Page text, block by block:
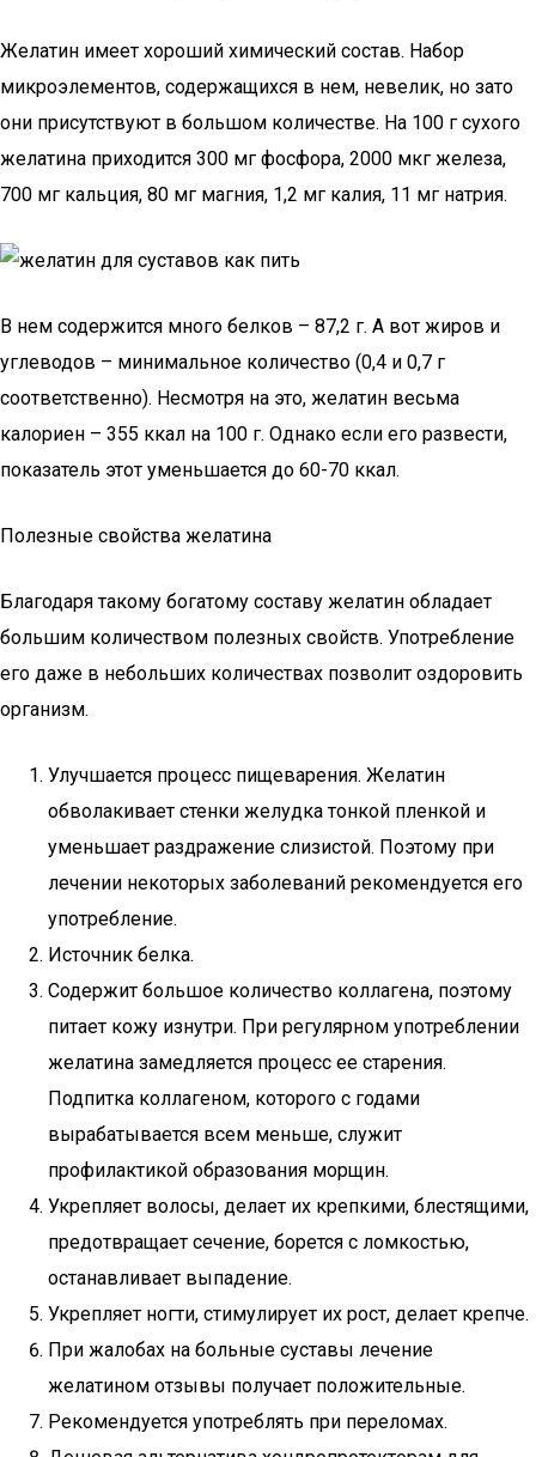
Желатин имеет хороший химический состав. Набор
микроэлементов, содержащихся в нем, невелик, но зато
они присутствуют в большом количестве. На 100 г сухого
желатина приходится 300 мг фосфора, 2000 мкг железа,
700 мг кальция, 80 мг магния, 1,2 мг калия, 11 мг натрия.
В нем содержится много белков – 87,2 г. А вот жиров и
углеводов – минимальное количество (0,4 и 0,7 г
соответственно). Несмотря на это, желатин весьма
калориен – 355 ккал на 100 г. Однако если его развести,
показатель этот уменьшается до 60-70 ккал.
Полезные свойства желатина
Благодаря такому богатому составу желатин обладает
большим количеством полезных свойств. Употребление
его даже в небольших количествах позволит оздоровить
организм.
Улучшается процесс пищеварения. Желатин
обволакивает стенки желудка тонкой пленкой и
уменьшает раздражение слизистой. Поэтому при
лечении некоторых заболеваний рекомендуется его
употребление.
Источник белка.
Содержит большое количество коллагена, поэтому
питает кожу изнутри. При регулярном употреблении
желатина замедляется процесс ее старения.
Подпитка коллагеном, которого с годами
вырабатывается всем меньше, служит
профилактикой образования морщин.
Укрепляет волосы, делает их крепкими, блестящими,
предотвращает сечение, борется с ломкостью,
останавливает выпадение.
Укрепляет ногти, стимулирует их рост, делает крепче.
При жалобах на больные суставы лечение
желатином отзывы получает положительные.
Рекомендуется употреблять при переломах.